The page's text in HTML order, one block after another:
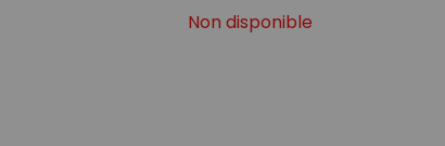
Non disponible